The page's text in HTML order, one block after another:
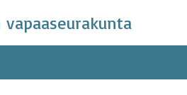
vapaaseurakunta